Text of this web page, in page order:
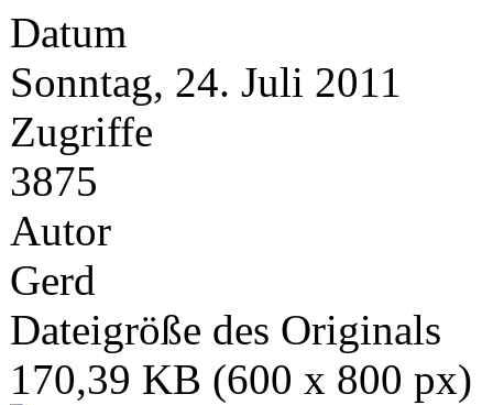
Datum
Sonntag, 24. Juli 2011
Zugriffe
3875
Autor
Gerd
Dateigröße des Originals
170,39 KB (600 x 800 px)